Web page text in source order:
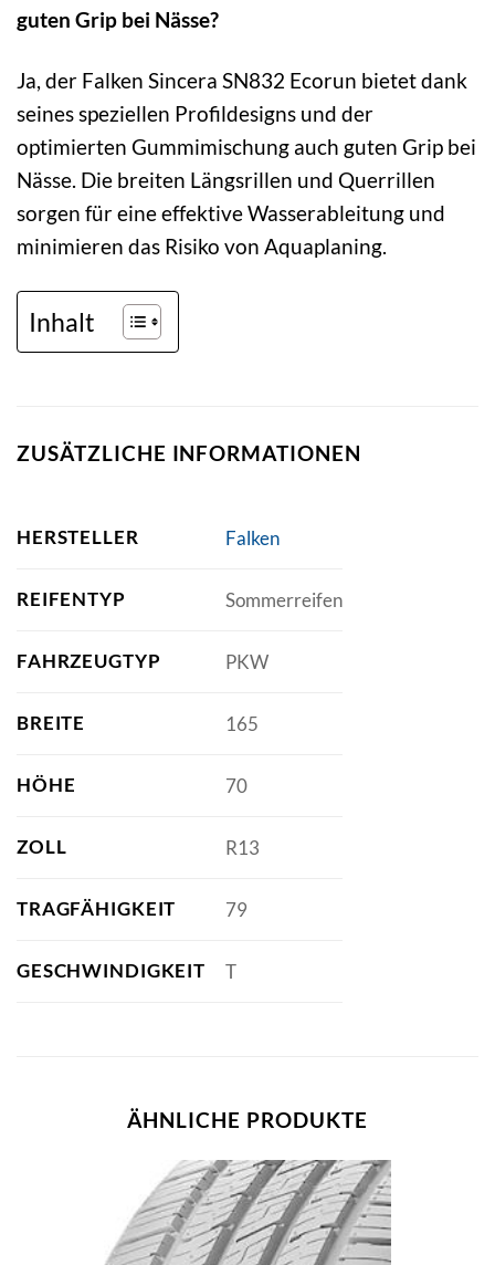
guten Grip bei Nässe?
Ja, der Falken Sincera SN832 Ecorun bietet dank
seines speziellen Profildesigns und der
optimierten Gummimischung auch guten Grip bei
Nässe. Die breiten Längsrillen und Querrillen
sorgen für eine effektive Wasserableitung und
minimieren das Risiko von Aquaplaning.
Inhalt
ZUSÄTZLICHE INFORMATIONEN
HERSTELLER Falken
REIFENTYP Sommerreifen
FAHRZEUGTYP PKW
BREITE 165
HÖHE 70
ZOLL R13
TRAGFÄHIGKEIT 79
GESCHWINDIGKEIT T
ÄHNLICHE PRODUKTE